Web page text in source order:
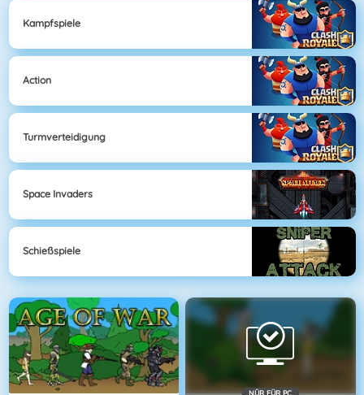
Kampfspiele
Action
Turmverteidigung
Space Invaders
Schießspiele
NÜR FÜR PC